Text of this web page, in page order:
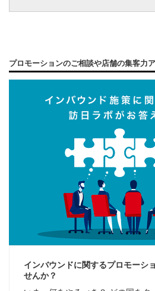
プロモーションのご相談や店舗の集客力
インバウンドに関するプロモーシ
せんか？